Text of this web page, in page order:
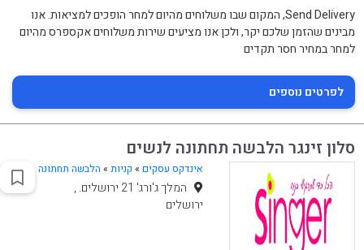
Send Delivery, המקום שבו משלוחים מהיום למחר הופכים למציאות. אנו
מבינים שהזמן שלכם יקר, ולכן אנו מציעים שירות משלוחים אקספרס מהיום
למחר במחיר חסר תקדים
לפרטים נוספים
סלון זינגר הלבשה תחתונה לנשים
אינדקס עסקים » קניות» הלבשה תחתונה
המלך ג'ורג' 21 ירושלים. ,
ירושלים